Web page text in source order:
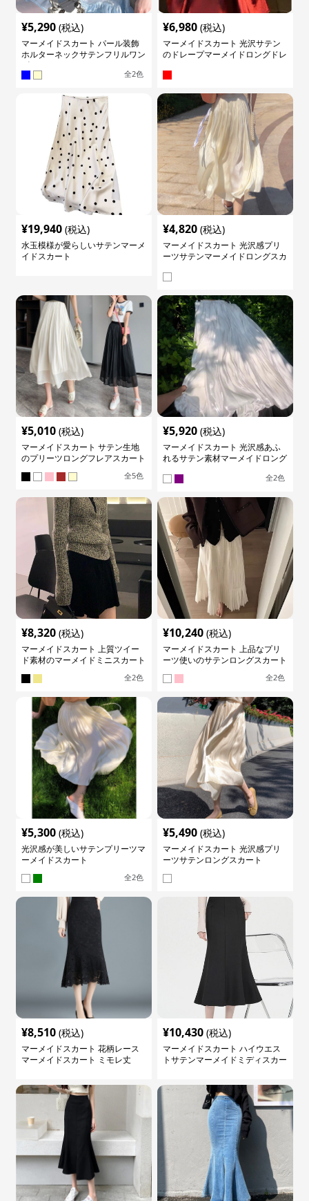
¥5,290 (税込)
マーメイドスカート パール装飾
ホルターネックサテンフリルワン
ピース
全2色
¥6,980 (税込)
マーメイドスカート 光沢サテン
のドレープマーメイドロングドレ
¥19,940 (税込)
水玉模様が愛らしいサテンマーメ
イドスカート
¥4,820 (税込)
マーメイドスカート 光沢感プリ
ーツサテンマーメイドロングスカ
¥5,010 (税込)
マーメイドスカート サテン生地
のプリーツロングフレアスカート
全5色
¥5,920 (税込)
マーメイドスカート 光沢感あふ
れるサテン素材マーメイドロング
全2色
¥8,320 (税込)
マーメイドスカート 上質ツイー
ド素材のマーメイドミニスカート
全2色
¥10,240 (税込)
マーメイドスカート 上品なプリ
ーツ使いのサテンロングスカート
全2色
¥5,300 (税込)
光沢感が美しいサテンプリーツマ
ーメイドスカート
全2色
¥5,490 (税込)
マーメイドスカート 光沢感プリ
ーツサテンロングスカート
¥8,510 (税込)
マーメイドスカート 花柄レース
マーメイドスカート ミモレ丈
¥10,430 (税込)
マーメイドスカート ハイウエス
トサテンマーメイドミディスカー